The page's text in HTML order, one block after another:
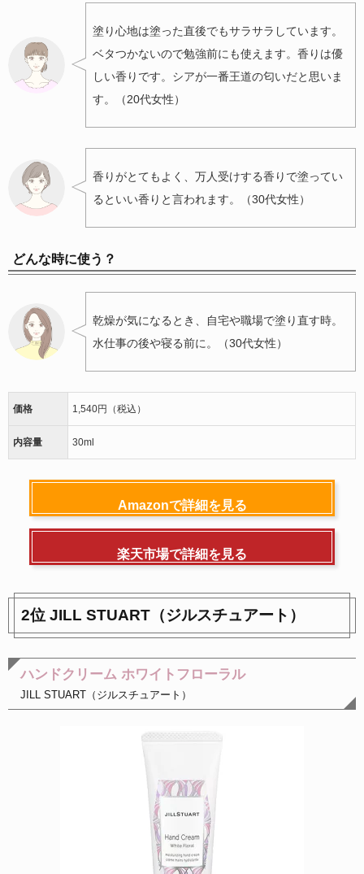
塗り心地は塗った直後でもサラサラしています。
ベタつかないので勉強前にも使えます。香りは優
しい香りです。シアが一番王道の匂いだと思いま
す。（20代女性）
香りがとてもよく、万人受けする香りで塗ってい
るといい香りと言われます。（30代女性）
どんな時に使う？
乾燥が気になるとき、自宅や職場で塗り直す時。
水仕事の後や寝る前に。（30代女性）
価格 1,540円（税込）
内容量 30ml
Amazonで詳細を見る
楽天市場で詳細を見る
2位 JILL STUART（ジルスチュアート）
ハンドクリーム ホワイトフローラル
JILL STUART（ジルスチュアート）